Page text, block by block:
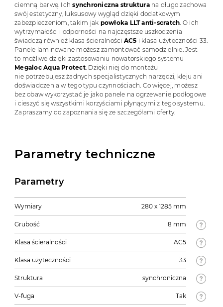
ciemną barwę. Ichsynchroniczna strukturana długo zachowa
swój estetyczny, luksusowy wygląd dzięki dodatkowym
zabezpieczeniom, takim jak powłoka LLT anti-scratch . O ich
wytrzymałości i odporności na najczęstsze uszkodzenia
świadczą również klasa ścieralności AC5 i klasa użyteczności 33.
Panele laminowane możesz zamontować samodzielnie. Jest
to możliwe dzięki zastosowaniu nowatorskiego systemu
Megaloc Aqua Protect. Dzięki niej do montażu
nie potrzebujesz żadnych specjalistycznych narzędzi, kleju ani
doświadczenia w tego typu czynnościach. Co więcej, możesz
bez obaw wykorzystać je jako panele na ogrzewanie podłogowe
i cieszyć się wszystkimi korzyściami płynącymi z tego systemu.
Zapraszamy do zapoznania się ze szczegółami oferty.
Parametry techniczne
Parametry
Wymiary 280 x 1285 mm
Grubość 8 mm
Klasa ścieralności AC5
Klasa użyteczności 33
Struktura synchroniczna
V-fuga Tak